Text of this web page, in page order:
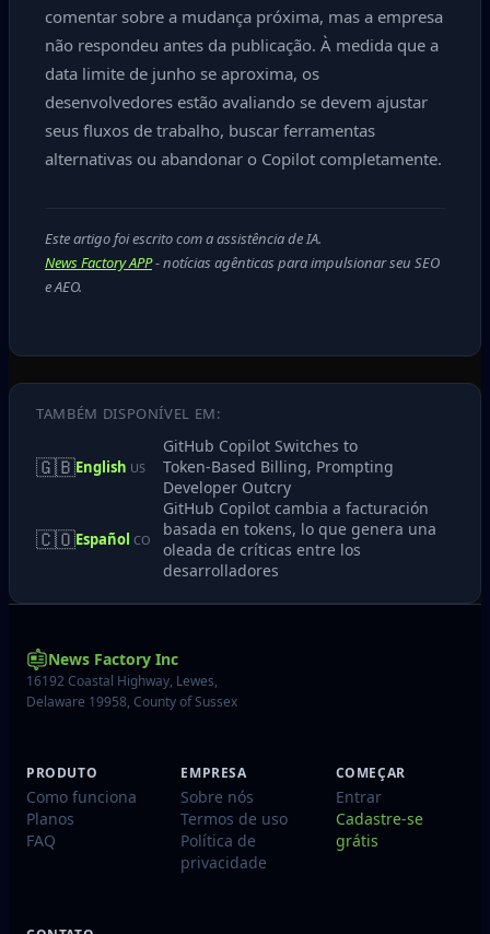
comentar sobre a mudança próxima, mas a empresa
não respondeu antes da publicação. À medida que a
data limite de junho se aproxima, os
desenvolvedores estão avaliando se devem ajustar
seus fluxos de trabalho, buscar ferramentas
alternativas ou abandonar o Copilot completamente.
Este artigo foi escrito com a assistência de IA.
News Factory APP- notícias agênticas para impulsionar seu SEO
e AEO.
TAMBÉM DISPONÍVEL EM:
🇬🇧English US
GitHub Copilot Switches to
Token‑Based Billing, Prompting
Developer Outcry
🇨🇴Español CO
GitHub Copilot cambia a facturación
basada en tokens, lo que genera una
oleada de críticas entre los
desarrolladores
News Factory Inc
16192 Coastal Highway, Lewes,
Delaware 19958, County of Sussex
PRODUTO
Como funciona
Planos
FAQ
EMPRESA
Sobre nós
Termos de uso
Política de
privacidade
COMEÇAR
Entrar
Cadastre-se
grátis